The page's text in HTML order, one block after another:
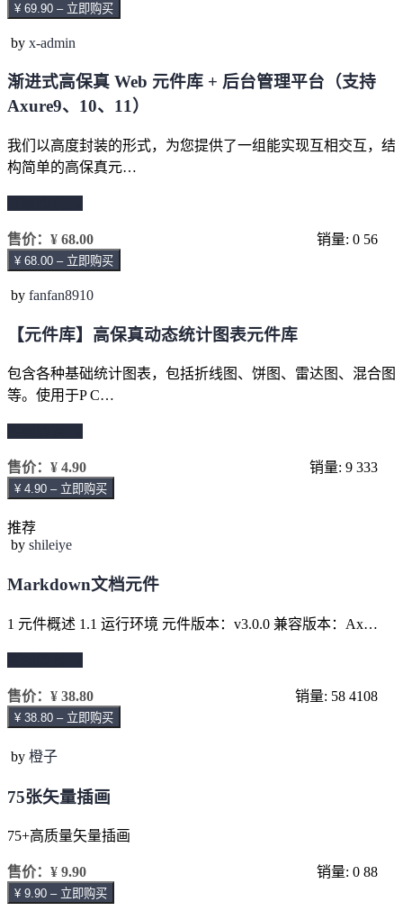
¥ 69.90 – 立即购买
by x-admin
渐进式高保真 Web 元件库 + 后台管理平台（支持
Axure9、10、11）
我们以高度封装的形式，为您提供了一组能实现互相交互，结
构简单的高保真元…
售价： ¥ 68.00 销量: 0 56
¥ 68.00 – 立即购买
by fanfan8910
【元件库】高保真动态统计图表元件库
包含各种基础统计图表，包括折线图、饼图、雷达图、混合图
等。使用于P C…
售价： ¥ 4.90 销量: 9 333
¥ 4.90 – 立即购买
推荐
by shileiye
Markdown文档元件
1 元件概述 1.1 运行环境 元件版本：v3.0.0 兼容版本：Ax…
售价： ¥ 38.80 销量: 58 4108
¥ 38.80 – 立即购买
by 橙子
75张矢量插画
75+高质量矢量插画
售价： ¥ 9.90 销量: 0 88
¥ 9.90 – 立即购买